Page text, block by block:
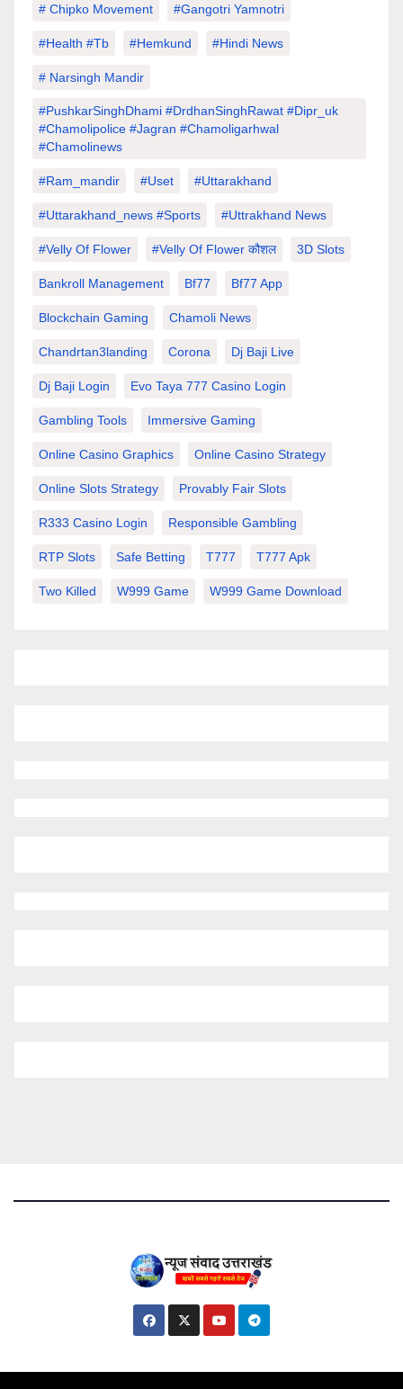
# Chipko Movement #Gangotri Yamnotri
#Health #tb #hemkund #hindi News
# Narsingh Mandir
#PushkarSinghDhami #drdhanSinghRawat #dipr_uk
#chamolipolice #Jagran #chamoligarhwal
#chamolinews
#Ram_mandir #uset #uttarakhand
#Uttarakhand_news #sports #Uttrakhand News
#velly Of Flower #velly Of Flower कौशल 3D Slots
Bankroll Management Bf77 Bf77 App
Blockchain Gaming Chamoli News
Chandrtan3landing Corona Dj Baji Live
Dj Baji Login Evo Taya 777 Casino Login
Gambling Tools Immersive Gaming
Online Casino Graphics Online Casino Strategy
Online Slots Strategy Provably Fair Slots
R333 Casino Login Responsible Gambling
RTP Slots Safe Betting T777 T777 Apk
Two Killed W999 Game W999 Game Download